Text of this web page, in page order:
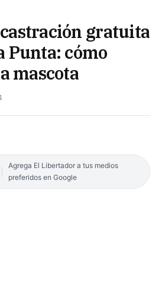
gratuita
Punta: cómo
mascota
Agrega El Libertador a tus medios
preferidos en Google